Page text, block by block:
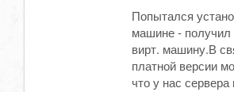
Попытался
машине -
вирт. машину.В
платной версии
что у нас